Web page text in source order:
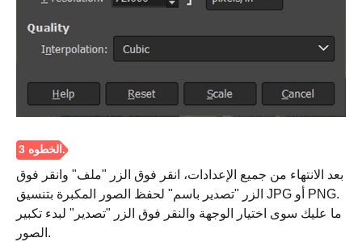
بعد الانتهاء من جميع الإعدادات، انقر فوق الزر "ملف" وانقر فوق
الزر "تصدير باسم" لحفظ الصور المكبرة بتنسيق JPG أو PNG.
ما عليك سوى اختيار الوجهة والنقر فوق الزر "تصدير" لبدء تكبير
الصور.